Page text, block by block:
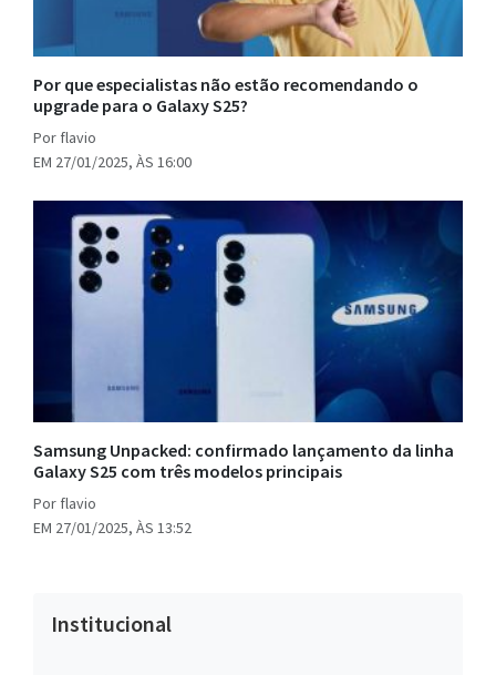
Por que especialistas não estão recomendando o
upgrade para o Galaxy S25?
Por flavio
EM 27/01/2025, ÀS 16:00
Samsung Unpacked: confirmado lançamento da linha
Galaxy S25 com três modelos principais
Por flavio
EM 27/01/2025, ÀS 13:52
Institucional